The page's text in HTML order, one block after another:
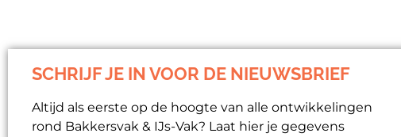
SCHRIJF JE IN VOOR DE NIEUWSBRIEF
Altijd als eerste op de hoogte van alle ontwikkelingen
rond Bakkersvak & IJs-Vak? Laat hier je gegevens